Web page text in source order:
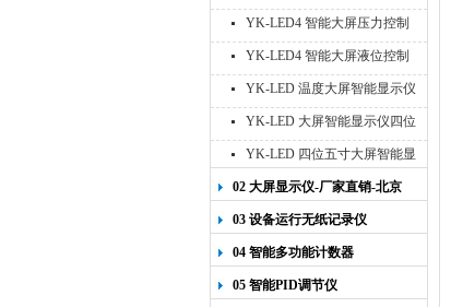
YK-LED4 智能大屏压力控制
仪
YK-LED4 智能大屏液位控制
仪
YK-LED 温度大屏智能显示仪
四位十寸
YK-LED 大屏智能显示仪四位
八寸
YK-LED 四位五寸大屏智能显
示仪
02 大屏显示仪-厂家直销-北京
宇科泰吉
03 设备运行无纸记录仪
04 智能多功能计数器
05 智能PID调节仪